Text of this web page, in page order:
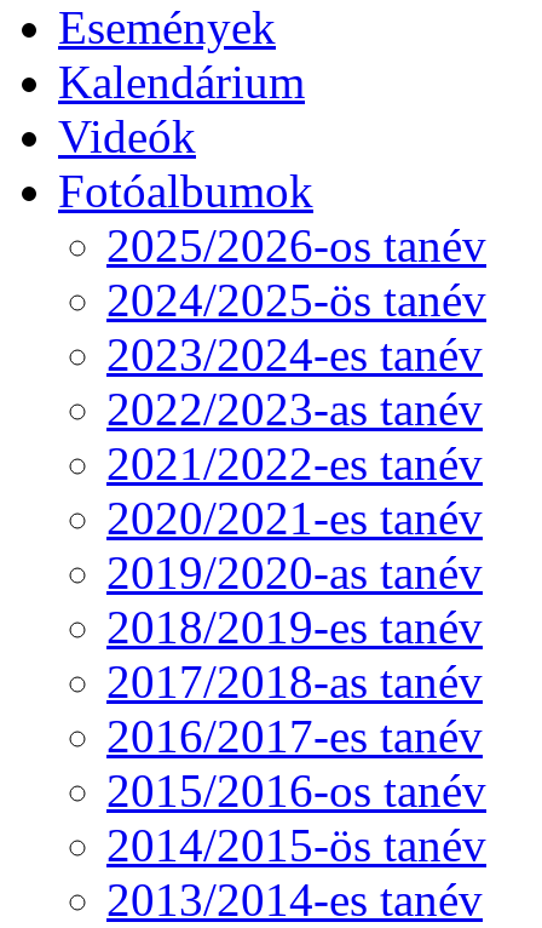
Események
Kalendárium
Videók
Fotóalbumok
2025/2026-os tanév
2024/2025-ös tanév
2023/2024-es tanév
2022/2023-as tanév
2021/2022-es tanév
2020/2021-es tanév
2019/2020-as tanév
2018/2019-es tanév
2017/2018-as tanév
2016/2017-es tanév
2015/2016-os tanév
2014/2015-ös tanév
2013/2014-es tanév